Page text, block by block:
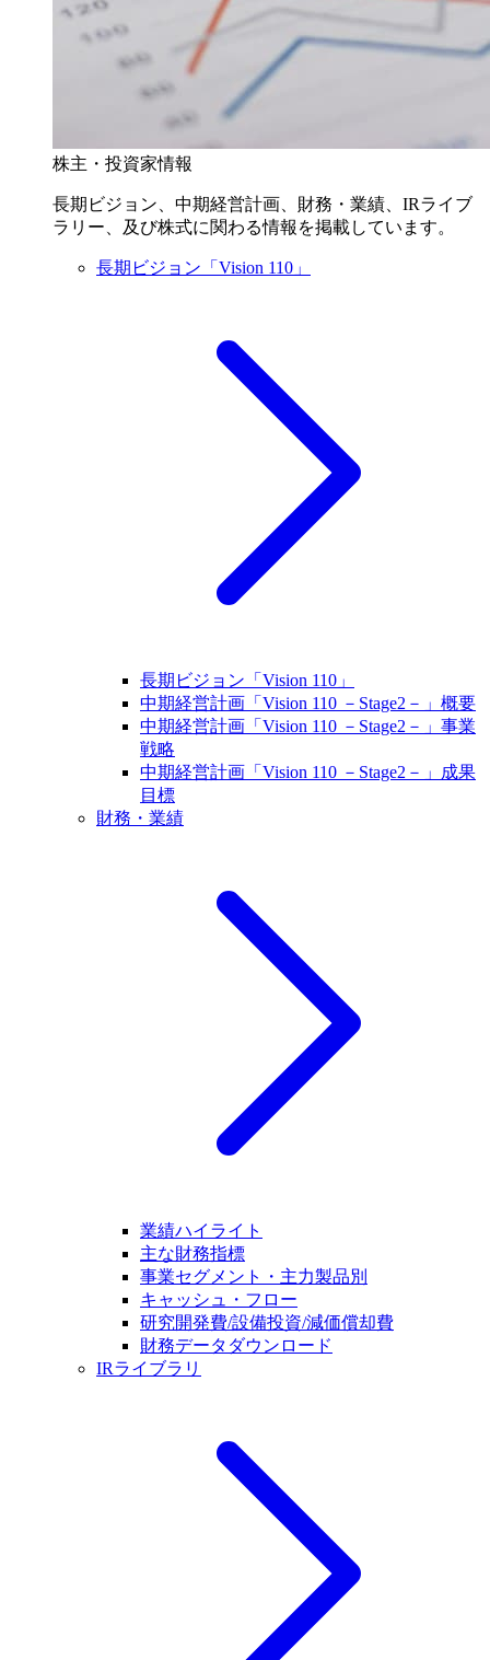
株主・投資家情報
長期ビジョン、中期経営計画、財務・業績、IRライブ
ラリー、及び株式に関わる情報を掲載しています。
長期ビジョン「Vision 110」
長期ビジョン「Vision 110」
中期経営計画「Vision 110 －Stage2－」概要
中期経営計画「Vision 110 －Stage2－」事業
戦略
中期経営計画「Vision 110 －Stage2－」成果
目標
財務・業績
業績ハイライト
主な財務指標
事業セグメント・主力製品別
キャッシュ・フロー
研究開発費/設備投資/減価償却費
財務データダウンロード
IRライブラリ